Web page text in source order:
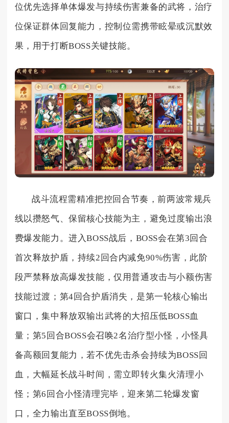
位优先选择单体爆发与持续伤害兼备的武将，治疗
位保证群体回复能力，控制位需携带眩晕或沉默效
果，用于打断BOSS关键技能。
战斗流程需精准把控回合节奏，前两波常规兵
线以攒怒气、保留核心技能为主，避免过度输出浪
费爆发能力。进入BOSS战后，BOSS会在第3回合
首次释放护盾，持续2回合内减免90%伤害，此阶
段严禁释放高爆发技能，仅用普通攻击与小额伤害
技能过渡；第4回合护盾消失，是第一轮核心输出
窗口，集中释放双输出武将的大招压低BOSS血
量；第5回合BOSS会召唤2名治疗型小怪，小怪具
备高额回复能力，若不优先击杀会持续为BOSS回
血，大幅延长战斗时间，需立即转火集火清理小
怪；第6回合小怪清理完毕，迎来第二轮爆发窗
口，全力输出直至BOSS倒地。